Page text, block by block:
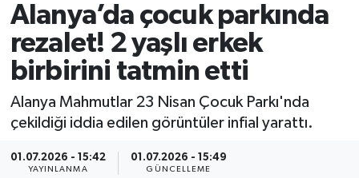
Alanya’da çocuk parkında
rezalet! 2 yaşlı erkek
birbirini tatmin etti
Alanya Mahmutlar 23 Nisan Çocuk Parkı'nda
çekildiği iddia edilen görüntüler infial yarattı.
01.07.2026 - 15:42
YAYINLANMA
01.07.2026 - 15:49
GÜNCELLEME
Resmi İlanlar
Alanyaspor
Turizm
E-Gazete
Süper Lig Puan Durumu ve Fikstür
Tüm Manşetler
Son Dakika Haberleri
Haber Arşivi